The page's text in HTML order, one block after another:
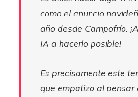
como el anuncio
año desde Campofrío.
IA a hacerlo posible!
Es precisamente este
que empatizo al pensar